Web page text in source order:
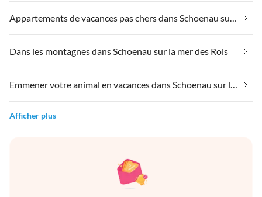
Appartements de vacances pas chers dans Schoenau sur la mer des Rois
Dans les montagnes dans Schoenau sur la mer des Rois
Emmener votre animal en vacances dans Schoenau sur la mer des Rois
Afficher plus